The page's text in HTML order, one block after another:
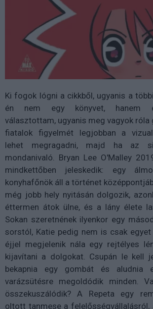
Ki fogok lógni a cikkből, ugyanis a
én nem egy könyvet, hanem
választottam, ugyanis meg vagyok róla
fiatalok figyelmét legjobban a
lehet megragadni, majd ha az
mondanivaló. Bryan Lee O'Malley
mindkettőben jeleskedik: egy
konyhafőnök áll a történet
még jobb hely nyitásán dolgozik,
éttermen átok ülne, és a lány élete
Sokan szeretnének ilyenkor egy
sorstól, Katie pedig nem is csak egyet
éjjel megjelenik nála egy rejtélyes
kijavítani a dolgokat. Csupán le kell
bekapnia egy gombát és aludnia
varázsütésre megoldódik minden.
összekuszálódik? A Repeta egy
oltott tanmese a felelősségvállalásról,